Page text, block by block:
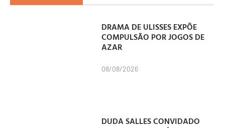
DRAMA DE ULISSES EXPÕE
COMPULSÃO POR JOGOS DE
AZAR
08/08/2026
DUDA SALLES CONVIDADO